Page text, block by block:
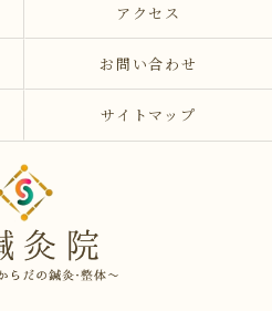
アクセス
お問い合わせ
サイトマップ